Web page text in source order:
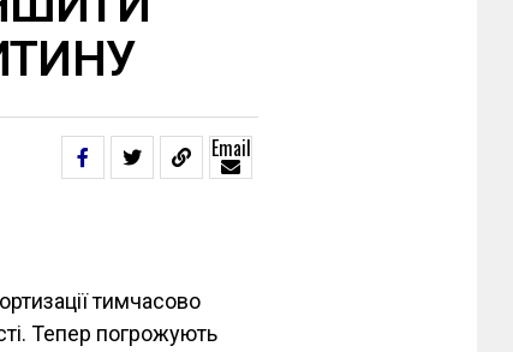
Email
тимчасово
Тепер погрожують